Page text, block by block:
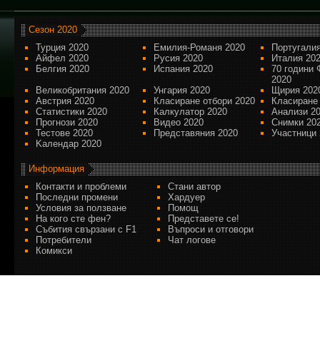
Сезон 2020
Турция 2020
Емилия-Романя 2020
Айфел 2020
Русия 2020
Италия
Белгия 2020
Испания 2020
70 години
2020
Великобритания 2020
Унгария 2020
Щирия
Австрия 2020
Класиране отбори 2020
Статистики 2020
Калкулатор 2020
Анализи
Прогнози 2020
Видео 2020
Снимки
Тестове 2020
Представяния 2020
Участници
Kалендар 2020
Информация
Контакти и проблеми
Стани автор
Последни промени
Хардуер
Условия за ползване
Помощ
На кого сте фен?
Представете се!
Събития свързани с F1
Въпроси и отговори
Потребители
Чат логове
Комикси